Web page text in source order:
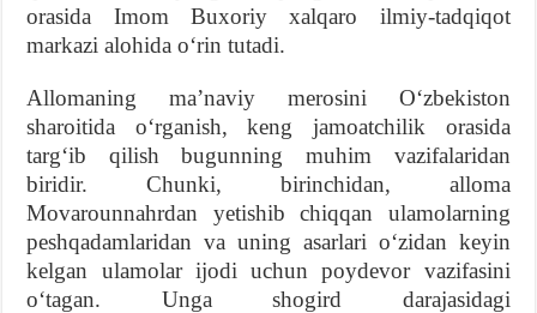
orasida Imom Buxoriy xalqaro ilmiy-tadqiqot
markazi alohida oʻrin tutadi.
Allomaning maʼnaviy merosini Oʻzbekiston
sharoitida oʻrganish, keng jamoatchilik orasida
targʻib qilish bugunning muhim vazifalaridan
biridir. Chunki, birinchidan, alloma
Movarounnahrdan yetishib chiqqan ulamolarning
peshqadamlaridan va uning asarlari oʻzidan keyin
kelgan ulamolar ijodi uchun poydevor vazifasini
oʻtagan. Unga shogird darajasidagi